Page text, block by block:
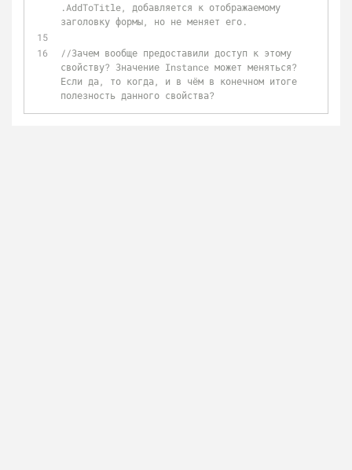
.AddToTitle, добавляется к отображаемому
заголовку формы, но не меняет его.
//Зачем вообще предоставили доступ к этому
свойству? Значение Instance может меняться?
Если да, то когда, и в чём в конечном итоге
полезность данного свойства?